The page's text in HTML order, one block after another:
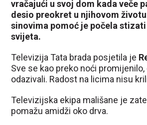
vračajući u svoj dom kada veče
desio preokret u njihovom
sinovima pomoć je počela
svijeta.
Televizija Tata brada posjetila je
Sve se kao preko noći
odazivali. Radost na licima nisu
Televizijska ekipa mališane je
pomažu amidži oko drva.